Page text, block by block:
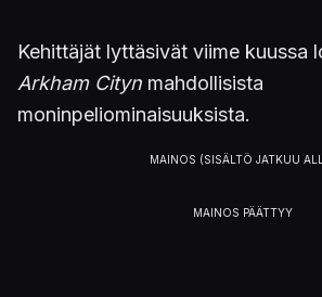
Kehittäjät lyttäsivät viime kuussa
Arkham Cityn mahdollisista
moninpeliominaisuuksista.